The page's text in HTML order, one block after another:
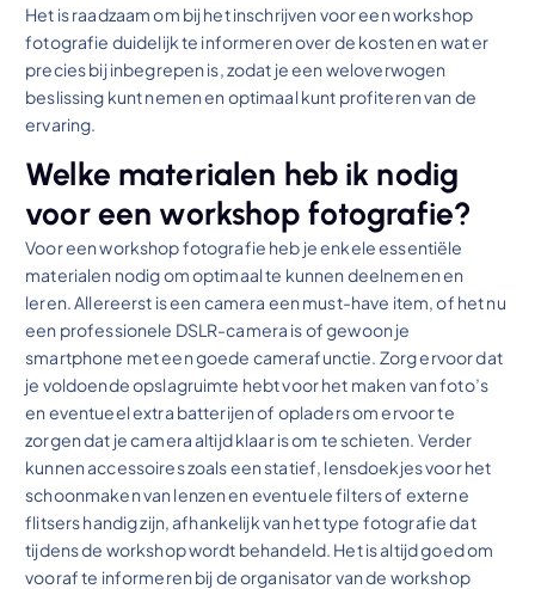
Het is raadzaam om bij het inschrijven voor een workshop
fotografie duidelijk te informeren over de kosten en wat er
precies bij inbegrepen is, zodat je een weloverwogen
beslissing kunt nemen en optimaal kunt profiteren van de
ervaring.
Welke materialen heb ik nodig
voor een workshop fotografie?
Voor een workshop fotografie heb je enkele essentiële
materialen nodig om optimaal te kunnen deelnemen en
leren. Allereerst is een camera een must-have item, of het nu
een professionele DSLR-camera is of gewoon je
smartphone met een goede camerafunctie. Zorg ervoor dat
je voldoende opslagruimte hebt voor het maken van foto’s
en eventueel extra batterijen of opladers om ervoor te
zorgen dat je camera altijd klaar is om te schieten. Verder
kunnen accessoires zoals een statief, lensdoekjes voor het
schoonmaken van lenzen en eventuele filters of externe
flitsers handig zijn, afhankelijk van het type fotografie dat
tijdens de workshop wordt behandeld. Het is altijd goed om
vooraf te informeren bij de organisator van de workshop